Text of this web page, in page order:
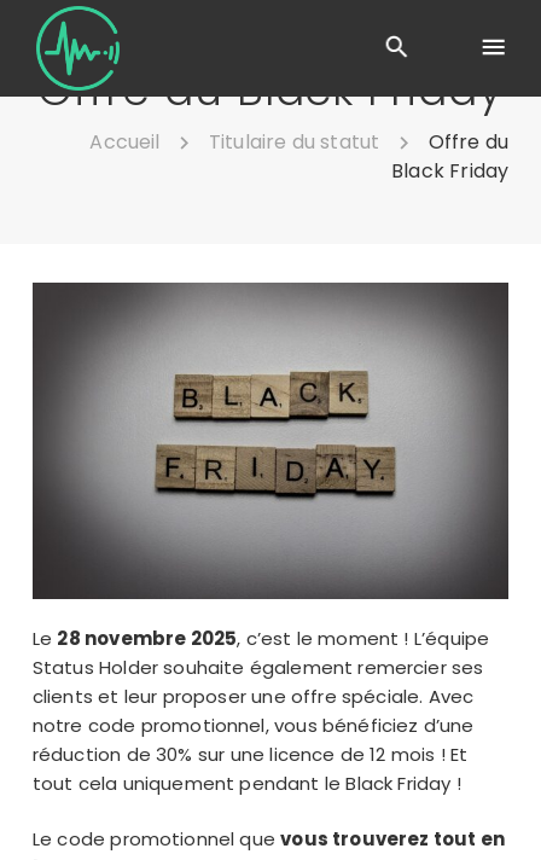
Offre du Black Friday
Accueil Titulaire du statut
Offre du
Black Friday
Le 28 novembre 2025, c’est le moment ! L’équipe
Status Holder souhaite également remercier ses
clients et leur proposer une offre spéciale. Avec
notre code promotionnel, vous bénéficiez d’une
réduction de 30% sur une licence de 12 mois ! Et
tout cela uniquement pendant le Black Friday !
Le code promotionnel quevous trouverez tout en